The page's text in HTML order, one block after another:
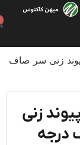
سر صاف
زنی